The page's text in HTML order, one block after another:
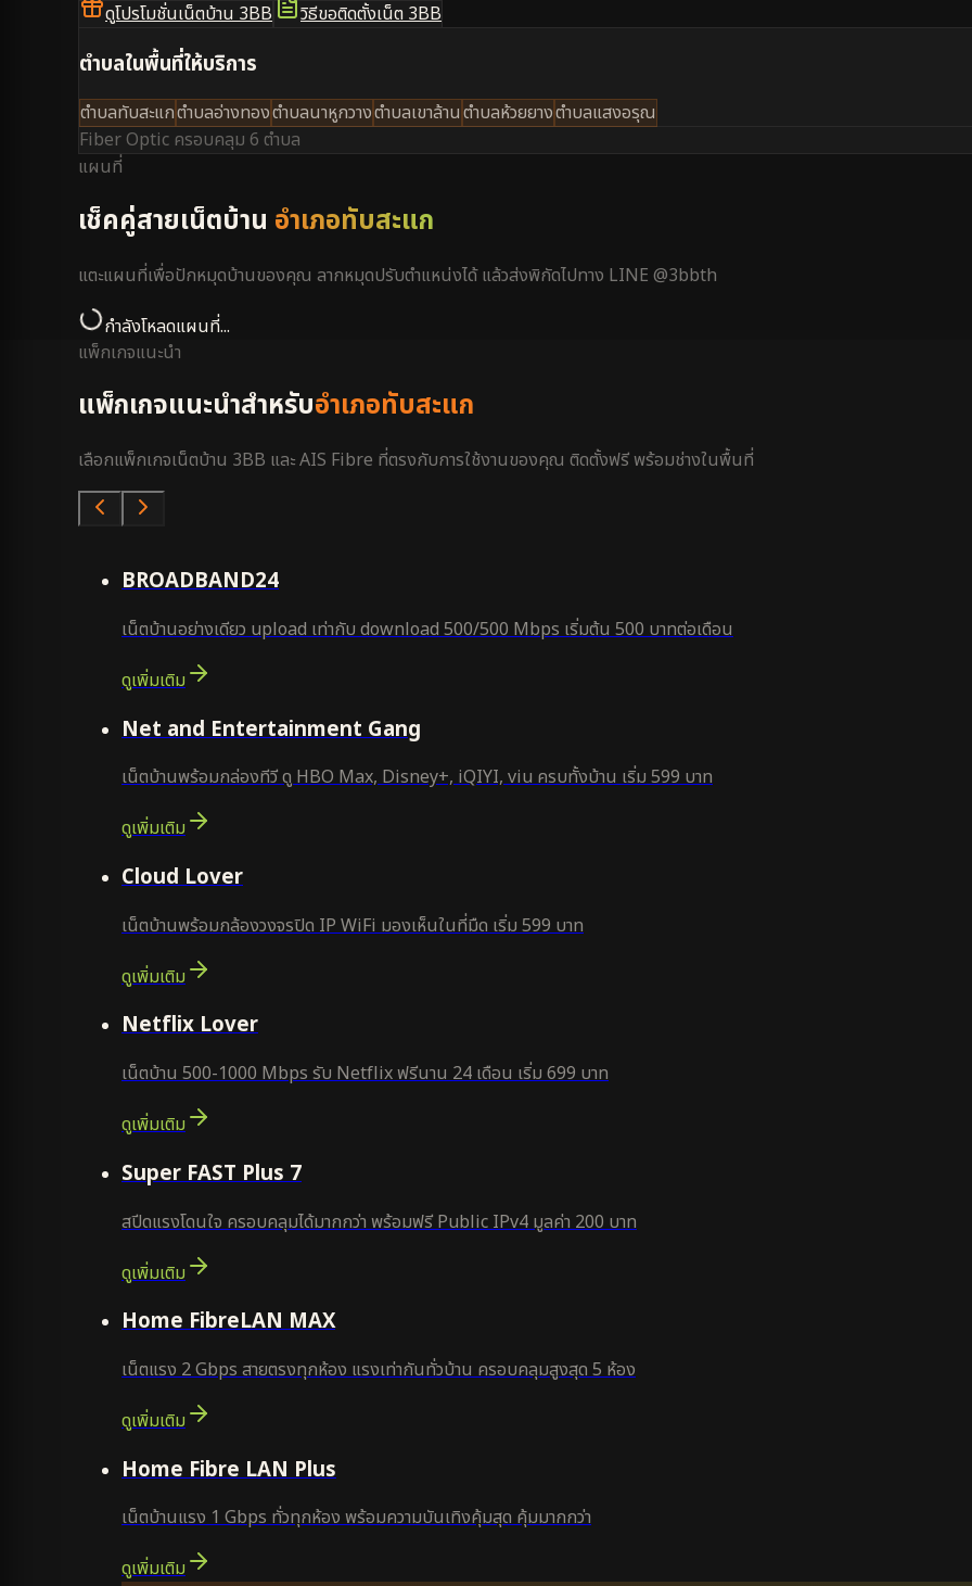
ดูโปรโมชั่นเน็ตบ้าน 3BB วิธีขอติดตั้งเน็ต 3BB
ตำบลในพื้นที่ให้บริการ
ตำบลทับสะแกตำบลอ่างทองตำบลนาหูกวางตำบลเขาล้านตำบลห้วยยางตำบลแสงอรุณ
Fiber Optic ครอบคลุม 6 ตำบล
แผนที่
เช็คคู่สายเน็ตบ้าน อำเภอทับสะแก
แตะแผนที่เพื่อปักหมุดบ้านของคุณ ลากหมุดปรับตำแหน่งได้ แล้วส่งพิกัดไปทาง LINE @3bbth
กำลังโหลดแผนที่...
แพ็กเกจแนะนำ
แพ็กเกจแนะนำสำหรับอำเภอทับสะแก
เลือกแพ็กเกจเน็ตบ้าน 3BB และ AIS Fibre ที่ตรงกับการใช้งานของคุณ ติดตั้งฟรี พร้อมช่างในพื้นที่
BROADBAND24
เน็ตบ้านอย่างเดียว upload เท่ากับ download 500/500 Mbps เริ่มต้น 500 บาทต่อเดือน
ดูเพิ่มเติม
Net and Entertainment Gang
เน็ตบ้านพร้อมกล่องทีวี ดู HBO Max, Disney+, iQIYI, viu ครบทั้งบ้าน เริ่ม 599 บาท
ดูเพิ่มเติม
Cloud Lover
เน็ตบ้านพร้อมกล้องวงจรปิด IP WiFi มองเห็นในที่มืด เริ่ม 599 บาท
ดูเพิ่มเติม
Netflix Lover
เน็ตบ้าน 500-1000 Mbps รับ Netflix ฟรีนาน 24 เดือน เริ่ม 699 บาท
ดูเพิ่มเติม
Super FAST Plus 7
สปีดแรงโดนใจ ครอบคลุมได้มากกว่า พร้อมฟรี Public IPv4 มูลค่า 200 บาท
ดูเพิ่มเติม
Home FibreLAN MAX
เน็ตแรง 2 Gbps สายตรงทุกห้อง แรงเท่ากันทั่วบ้าน ครอบคลุมสูงสุด 5 ห้อง
ดูเพิ่มเติม
Home Fibre LAN Plus
เน็ตบ้านแรง 1 Gbps ทั่วทุกห้อง พร้อมความบันเทิงคุ้มสุด คุ้มมากกว่า
ดูเพิ่มเติม